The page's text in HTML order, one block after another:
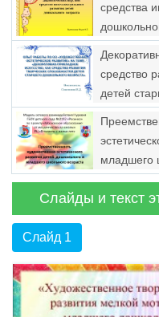
средства
средство
детей
младшего
Слайды и текст
Слайд 1